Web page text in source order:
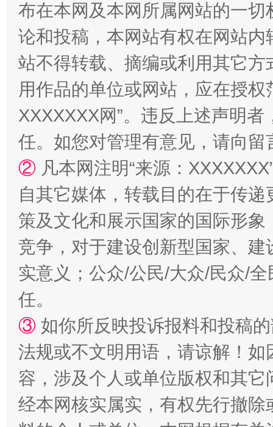
站台名比不上好声名
招工难、用工荒背后
布在本网及本网所属网站的一
论和投稿，本网站有权在网站
站不得转载、摘编或利用其它
用作品的单位或网站，应在授
XXXXXXX网”。违反上述声明
任。如您对管理有意见，请向
② 凡本网注明“来源：
自其它媒体，转载目的在于传
策及文化和展示国家的国际形
竞争，对于建设创新型国家、
实意义；公众/公民/大众/民众/
任。
③ 如你所反映投诉报料和投稿
法规或不文明用语，请谅解！
容，涉及个人或单位版权和其它
经本网核实属实，有权先行撤